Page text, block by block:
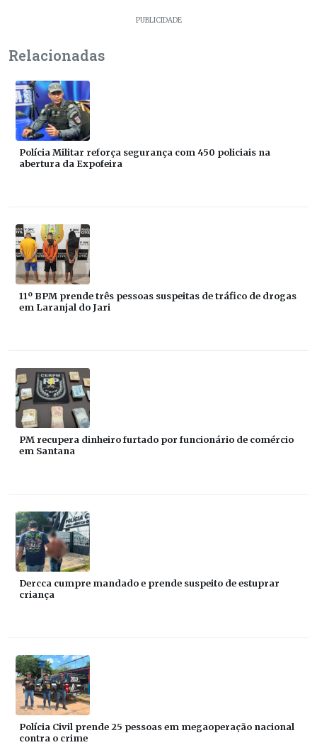
PUBLICIDADE
Relacionadas
Polícia Militar reforça segurança com 450 policiais na
abertura da Expofeira
11º BPM prende três pessoas suspeitas de tráfico de drogas
em Laranjal do Jari
PM recupera dinheiro furtado por funcionário de comércio
em Santana
Dercca cumpre mandado e prende suspeito de estuprar
criança
Polícia Civil prende 25 pessoas em megaoperação nacional
contra o crime